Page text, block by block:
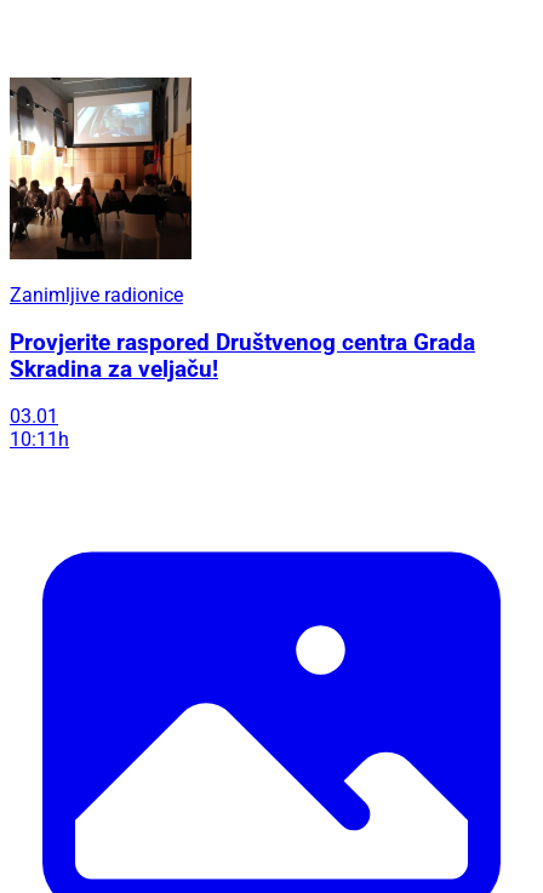
Zanimljive radionice
Provjerite raspored Društvenog centra Grada
Skradina za veljaču!
03.01
10:11h